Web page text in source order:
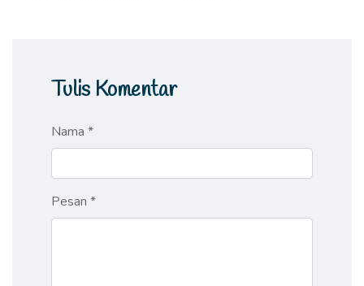
Tulis Komentar
Nama *
Pesan *